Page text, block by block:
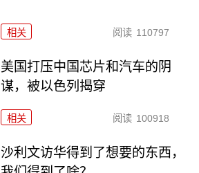
相关 阅读 110797
美国打压中国芯片和汽车的阴
谋，被以色列揭穿
相关 阅读 100918
沙利文访华得到了想要的东西，